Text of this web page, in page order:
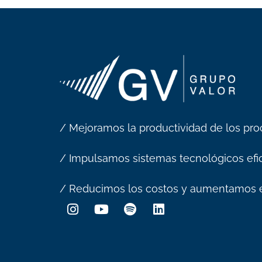
/ Mejoramos la productividad de los
/ Impulsamos sistemas tecnológicos
/ Reducimos los costos y aumentamos